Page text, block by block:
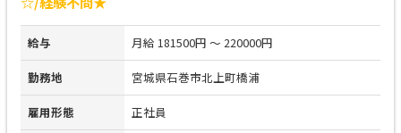
給与 月給 181500円 ～ 220000円
勤務地 宮城県石巻市北上町橋浦
雇用形態 正社員